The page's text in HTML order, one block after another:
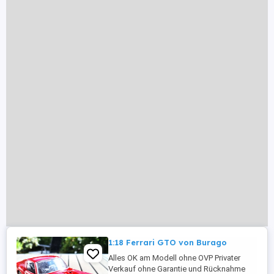
1:18 Ferrari GTO von Burago
Alles OK am Modell ohne OVP Privater
Verkauf ohne Garantie und Rücknahme